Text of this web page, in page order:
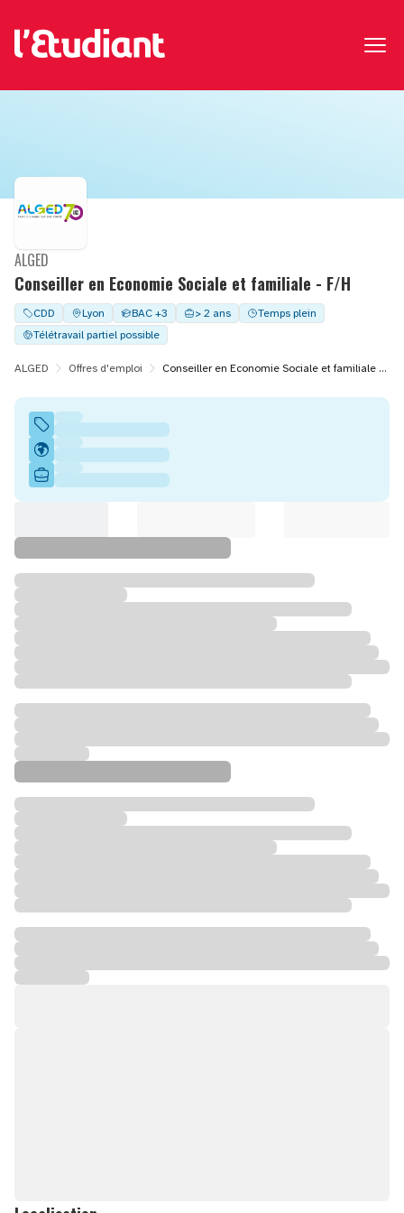
Conseiller en Economie Sociale et familiale - F/H
ALGED
CDD Lyon BAC +3 > 2 ans
Temps plein
Télétravail partiel possible
ALGED Offres d'emploi Conseiller en Economie Sociale et familiale - F/H